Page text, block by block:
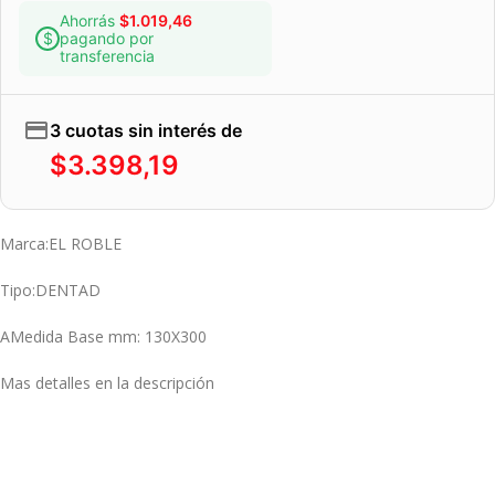
Ahorrás $1.019,46
pagando por
transferencia
3 cuotas sin interés de
$3.398,19
Marca:EL ROBLE
Tipo:DENTAD
AMedida Base mm: 130X300
Mas detalles en la descripción